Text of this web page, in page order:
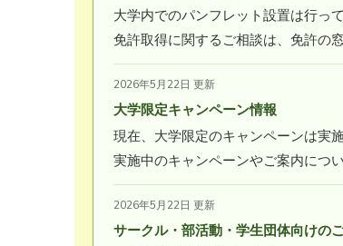
大学内でのパンフレット設置は行っ
免許取得に関するご相談は、免許の
2026年5月22日 更新
大学限定キャンペーン情報
現在、大学限定のキャンペーンは実
実施中のキャンペーンやご案内につ
2026年5月22日 更新
サークル・部活動・学生団体向けの